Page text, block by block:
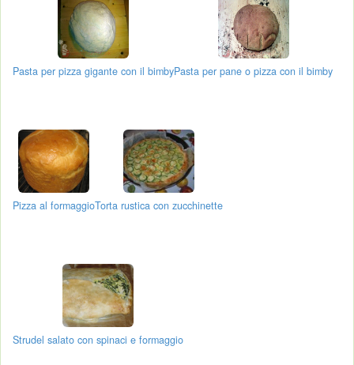
Pasta per pizza gigante con il bimbyPasta per pane o pizza con il bimby
Pizza al formaggioTorta rustica con zucchinette
Strudel salato con spinaci e formaggio